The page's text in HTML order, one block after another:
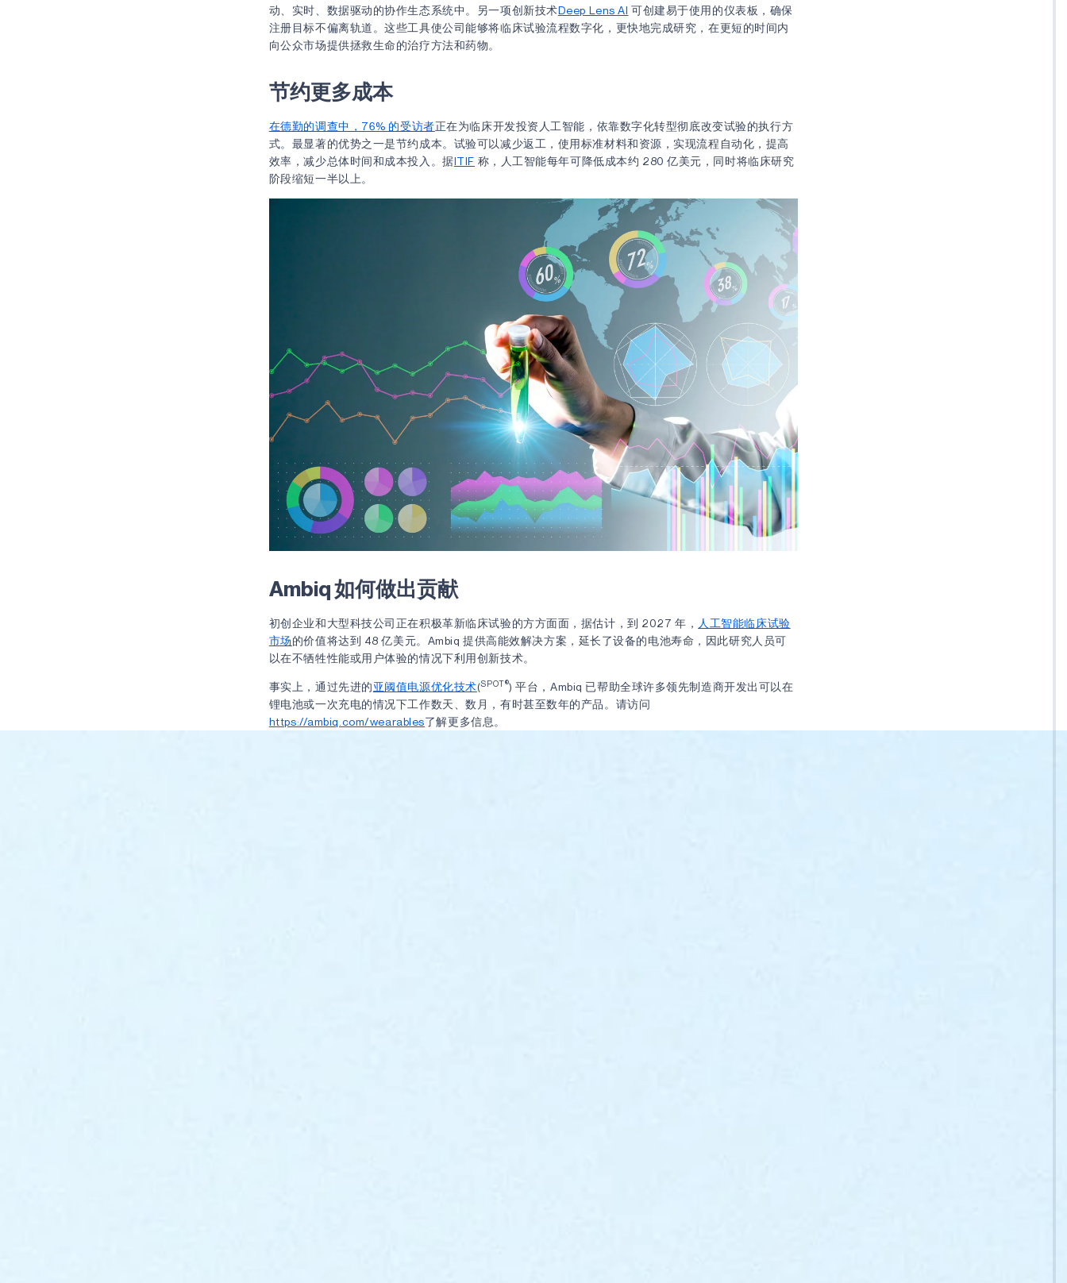
动、实时、数据驱动的协作生态系统中。另一项创新技术Deep Lens AI 可创建易于使用的仪表板，确保
注册目标不偏离轨道。这些工具使公司能够将临床试验流程数字化，更快地完成研究，在更短的时间内
向公众市场提供拯救生命的治疗方法和药物。
节约更多成本
在德勤的调查中，76% 的受访者正在为临床开发投资人工智能，依靠数字化转型彻底改变试验的执行方
式。最显著的优势之一是节约成本。试验可以减少返工，使用标准材料和资源，实现流程自动化，提高
效率，减少总体时间和成本投入。据ITIF 称，人工智能每年可降低成本约 280 亿美元，同时将临床研究
阶段缩短一半以上。
Ambiq 如何做出贡献
初创企业和大型科技公司正在积极革新临床试验的方方面面，据估计，到 2027 年， 人工智能临床试验
市场的价值将达到 48 亿美元。Ambiq 提供高能效解决方案，延长了设备的电池寿命，因此研究人员可
以在不牺牲性能或用户体验的情况下利用创新技术。
事实上，通过先进的亚阈值电源优化技术(SPOT®) 平台，Ambiq 已帮助全球许多领先制造商开发出可以在
锂电池或一次充电的情况下工作数天、数月，有时甚至数年的产品。请访问
https://ambiq.com/wearables了解更多信息。